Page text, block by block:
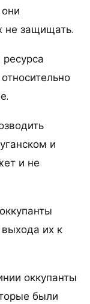
не защищать.
и
и не
их к
оккупанты
были